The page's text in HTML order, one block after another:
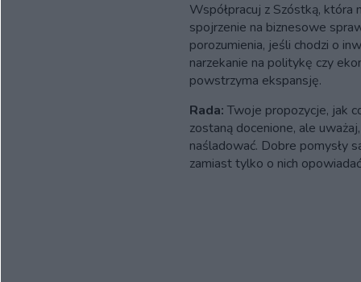
Współpracuj z Szóstką, która
spojrzenie na biznesowe
porozumienia, jeśli chodzi o
narzekanie na politykę czy
powstrzyma ekspansję.
Rada: Twoje propozycje, jak
zostaną docenione, ale
naśladować. Dobre pomysły
zamiast tylko o nich